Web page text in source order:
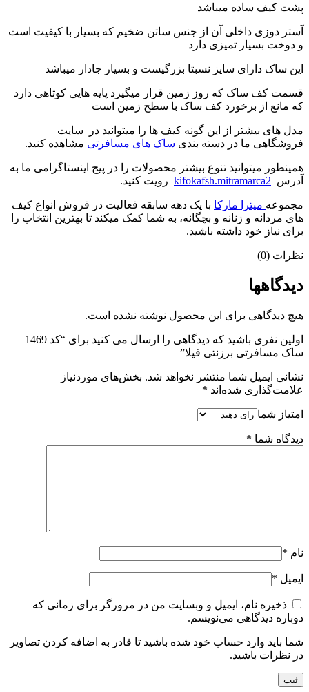
پشت کیف ساده میباشد
آستر دوزی داخلی آن از جنس ساتن ضخیم که بسیار با کیفیت است
و دوخت بسیار تمیزی دارد
این ساک دارای سایز نسبتا بزرگیست و بسیار جادار میباشد
قسمت کف ساک که روز زمین قرار میگیرد پایه هایی کوتاهی دارد
که مانع از برخورد کف ساک با سطح زمین است
مدل های بیشتر از این گونه کیف ها را میتوانید در سایت
فروشگاهی ما در دسته بندی ساک های مسافرتی مشاهده کنید.
همینطور میتوانید تنوع بیشتر محصولات را در پیج اینستاگرامی ما به
آدرس kifokafsh.mitramarca2 رویت کنید.
مجموعه میترا مارکا با یک دهه سابقه فعالیت در فروش انواع کیف
های مردانه و زنانه و بچگانه، به شما کمک میکند تا بهترین انتخاب را
برای نیاز خود داشته باشید.
نظرات (0)
دیدگاهها
هیچ دیدگاهی برای این محصول نوشته نشده است.
اولین نفری باشید که دیدگاهی را ارسال می کنید برای “کد 1469
ساک مسافرتی برزنتی فیلا”
نشانی ایمیل شما منتشر نخواهد شد. بخش‌های موردنیاز
علامت‌گذاری شده‌اند *
امتیاز شما
دیدگاه شما *
نام *
ایمیل *
ذخیره نام، ایمیل و وبسایت من در مرورگر برای زمانی که
دوباره دیدگاهی می‌نویسم.
شما باید وارد حساب خود شده باشید تا قادر به اضافه کردن تصاویر
در نظرات باشید.